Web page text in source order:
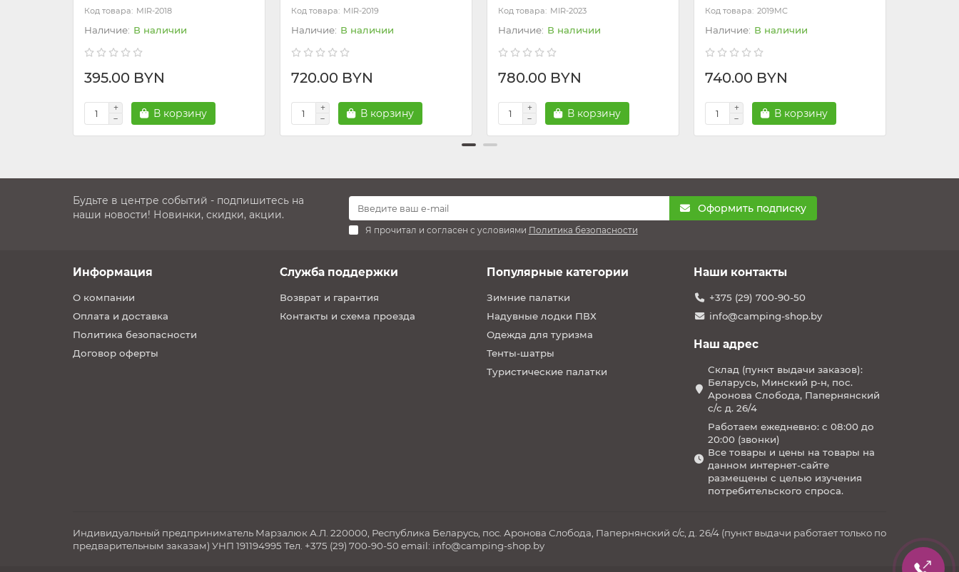
MIR-2018
В наличии
395.00 BYN
В корзину
MIR-2019
В наличии
720.00 BYN
В корзину
MIR-2023
В наличии
780.00 BYN
В корзину
2019MC
В наличии
740.00 BYN
В корзину
Будьте в центре событий - подпишитесь на
наши новости! Новинки, скидки, акции.
Оформить подписку
Я прочитал и согласен с условиями Политика безопасности
Информация
О компании
Оплата и доставка
Политика безопасности
Договор оферты
Служба поддержки
Возврат и гарантия
Контакты и схема проезда
Популярные категории
Зимние палатки
Надувные лодки ПВХ
Одежда для туризма
Тенты-шатры
Туристические палатки
Наши контакты
+375 (29) 700-90-50
info@camping-shop.by
Наш адрес
Склад (пункт выдачи заказов):
Беларусь, Минский р-н, пос.
Аронова Слобода, Папернянский
с/с д. 26/4
Работаем ежедневно: с 08:00 до
20:00 (звонки)
Все товары и цены на товары на
данном интернет-сайте
размещены с целью изучения
потребительского спроса.
Индивидуальный предприниматель Марзалюк А.Л. 220000, Республика Беларусь, пос. Аронова Слобода, Папернянский с/с, д. 26/4 (пункт выдачи работает только по
предварительным заказам) УНП 191194995 Тел. +375 (29) 700-90-50 email: info@camping-shop.by